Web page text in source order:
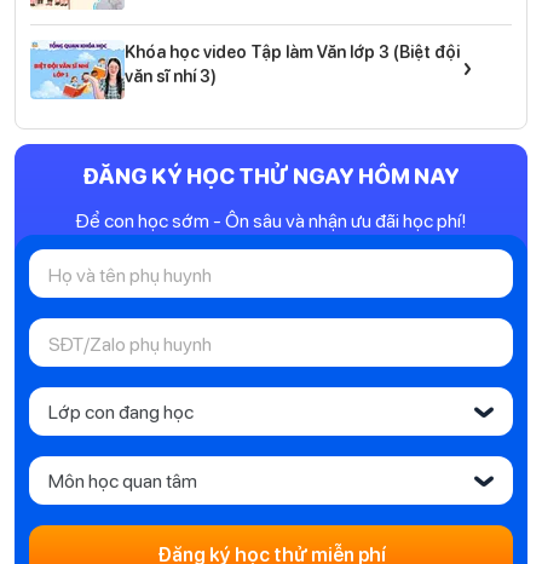
Khóa học video Tập làm Văn lớp 3 (Biệt đội
văn sĩ nhí 3)
›
ĐĂNG KÝ HỌC THỬ NGAY HÔM NAY
Để con học sớm - Ôn sâu và nhận ưu đãi học phí!
Lớp con đang học ‹
Môn học quan tâm ‹
Đăng ký học thử miễn phí